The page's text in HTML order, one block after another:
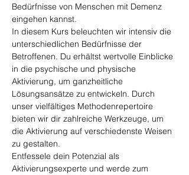
Bedürfnisse von Menschen mit Demenz
eingehen kannst.
In diesem Kurs beleuchten wir intensiv die
unterschiedlichen Bedürfnisse der
Betroffenen. Du erhältst wertvolle Einblicke
in die psychische und physische
Aktivierung, um ganzheitliche
Lösungsansätze zu entwickeln. Durch
unser vielfältiges Methodenrepertoire
bieten wir dir zahlreiche Werkzeuge, um
die Aktivierung auf verschiedenste Weisen
zu gestalten.
Entfessele dein Potenzial als
Aktivierungsexperte und werde zum